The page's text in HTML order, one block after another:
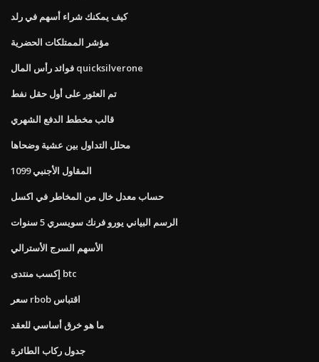
كيف يمكنك شراء أسهم في رلد
مؤشر الممتلكات الحضرية
فوائد رأس المال quicksilverone
تم العثور على أول حقل نفط
قالب مخطط الدفع الشهري
محلل التداول بين عشية وضحاها
المقاول الأجنبي 1099
حساب معدل خال من المخاطر في اكسل
الرسم البياني يورو فرنك سويسري 5 سنوات
الأسهم السرج الأسترالي
إكسب منتدى btc
سعر rbob اقتباس
ما هو خرق أساسي للعقد
جدول ركاب الطائرة